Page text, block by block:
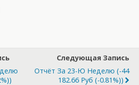
Следующая Запись
Отчёт За 23-Ю Неделю (-44
182.66 Руб (-0.81%))